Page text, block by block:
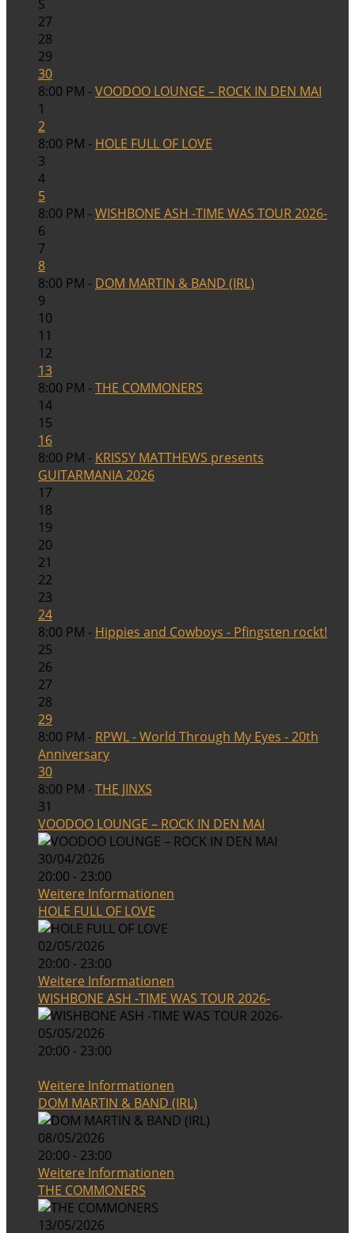
S
27
28
29
30
8:00 PM -VOODOO LOUNGE – ROCK IN DEN MAI
1
2
8:00 PM - HOLE FULL OF LOVE
3
4
5
8:00 PM -WISHBONE ASH -TIME WAS TOUR 2026-
6
7
8
8:00 PM - DOM MARTIN & BAND (IRL)
9
10
11
12
13
8:00 PM -THE COMMONERS
14
15
16
8:00 PM - KRISSY MATTHEWS presents
GUITARMANIA 2026
17
18
19
20
21
22
23
24
8:00 PM - Hippies and Cowboys - Pfingsten rockt!
25
26
27
28
29
8:00 PM - RPWL - World Through My Eyes - 20th
Anniversary
30
8:00 PM -THE JINXS
31
VOODOO LOUNGE – ROCK IN DEN MAI
30/04/2026
20:00 - 23:00
Weitere Informationen
HOLE FULL OF LOVE
02/05/2026
20:00 - 23:00
Weitere Informationen
WISHBONE ASH -TIME WAS TOUR 2026-
05/05/2026
20:00 - 23:00
Weitere Informationen
DOM MARTIN & BAND (IRL)
08/05/2026
20:00 - 23:00
Weitere Informationen
THE COMMONERS
13/05/2026